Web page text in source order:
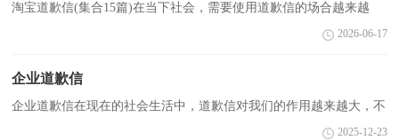
淘宝道歉信(集合15篇)在当下社会，需要使用道歉信的场合越来越
多，在写作上，道歉信有一定的书写规范。怎么写道歉信才能避免踩
2026-06-17
企业道歉信
企业道歉信在现在的社会生活中，道歉信对我们的作用越来越大，不
同的道歉信内容是不同的。你写道歉信时总是没有文字可写？以下是
2025-12-23